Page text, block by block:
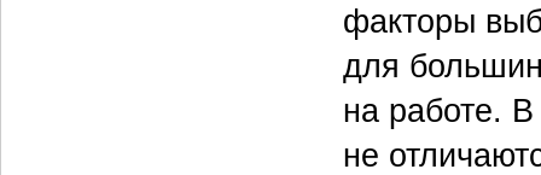
факторы
для
на работе.
не